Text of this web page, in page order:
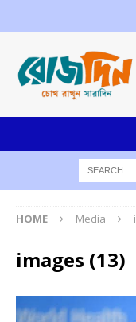
HOME Media
images (13)